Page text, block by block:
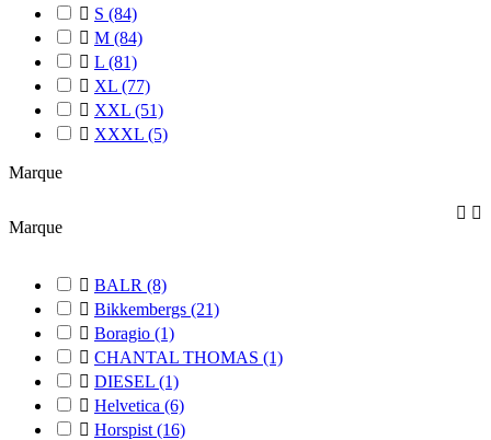
 S (84)
 M (84)
 L (81)
 XL (77)
 XXL (51)
 XXXL (5)
Marque
Marque
 
 BALR (8)
 Bikkembergs (21)
 Boragio (1)
 CHANTAL THOMAS (1)
 DIESEL (1)
 Helvetica (6)
 Horspist (16)